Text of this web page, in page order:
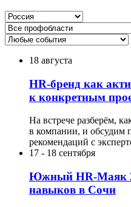
18 августа
HR-бренд как
к конкретным
На встрече разберём,
в компании, и обсудим
рекомендаций с
17 - 18 сентября
Южный HR-Маяк
навыков в Сочи